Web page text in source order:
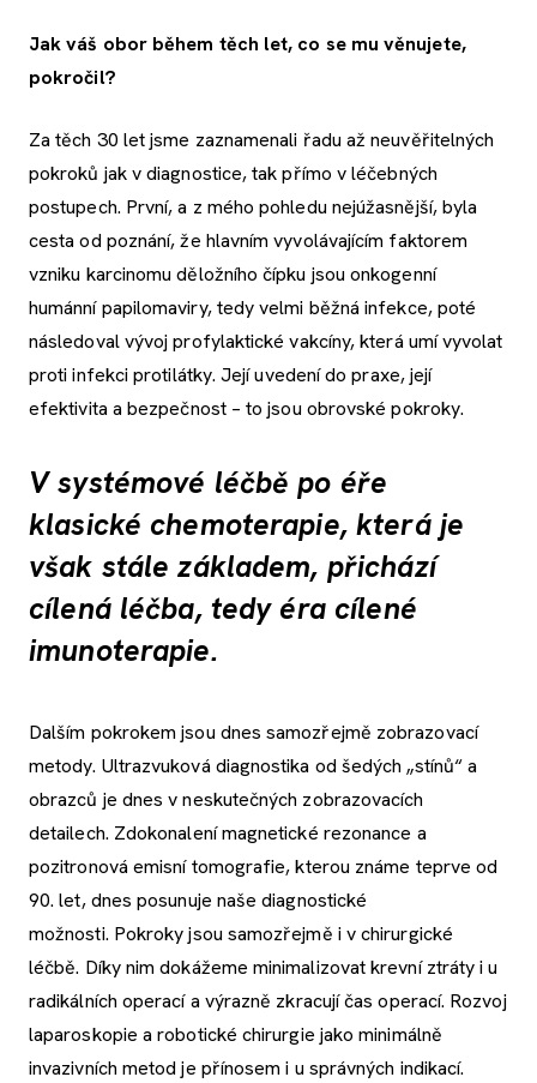
Jak váš obor během těch let, co se mu věnujete,
pokročil?
Za těch 30 let jsme zaznamenali řadu až neuvěřitelných
pokroků jak v diagnostice, tak přímo v léčebných
postupech. První, a z mého pohledu nejúžasnější, byla
cesta od poznání, že hlavním vyvolávajícím faktorem
vzniku karcinomu děložního čípku jsou onkogenní
humánní papilomaviry, tedy velmi běžná infekce, poté
následoval vývoj profylaktické vakcíny, která umí vyvolat
proti infekci protilátky. Její uvedení do praxe, její
efektivita a bezpečnost – to jsou obrovské pokroky.
V systémové léčbě po éře
klasické chemoterapie, která je
však stále základem, přichází
cílená léčba, tedy éra cílené
imunoterapie.
Dalším pokrokem jsou dnes samozřejmě zobrazovací
metody. Ultrazvuková diagnostika od šedých „stínů“ a
obrazců je dnes v neskutečných zobrazovacích
detailech. Zdokonalení magnetické rezonance a
pozitronová emisní tomografie, kterou známe teprve od
90. let, dnes posunuje naše diagnostické
možnosti. Pokroky jsou samozřejmě i v chirurgické
léčbě. Díky nim dokážeme minimalizovat krevní ztráty i u
radikálních operací a výrazně zkracují čas operací. Rozvoj
laparoskopie a robotické chirurgie jako minimálně
invazivních metod je přínosem i u správných indikací.